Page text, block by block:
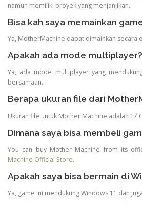
namun memiliki proyek yang menjanjikan.
Bisa kah saya memainkan
Ya, MotherMachine dapat dimainkan secara
Apakah ada mode multiplayer?
Ya, ada mode multiplayer yang
bersamaan.
Berapa ukuran file dari
Ukuran file untuk Mother Machine adalah 17
Dimana saya bisa membeli
You can buy Mother Machine from its
Machine Official Store.
Apakah saya bisa bermain di
Ya, game ini mendukung Windows 11 dan